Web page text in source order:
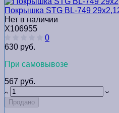
Покрышка STG BL-749
Нет в наличии
Х106955
0
630 руб.
При самовывозе
567 руб.
Продано